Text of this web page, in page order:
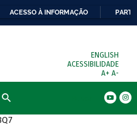
ACESSO À INFORMAÇÃO
ENGLISH
ACESSIBILIDADE
A+ A-